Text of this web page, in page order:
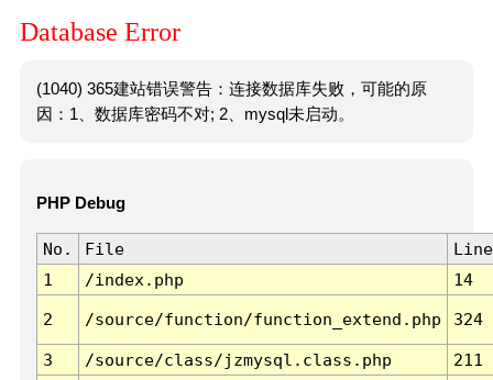
Database Error
(1040) 365建站错误警告：连接数据库失败，可能的原
因：1、数据库密码不对; 2、mysql未启动。
PHP Debug
No. File
Line
1
/index.php 14
2 /source/function/function_extend.php 324
3 /source/class/jzmysql.class.php
211